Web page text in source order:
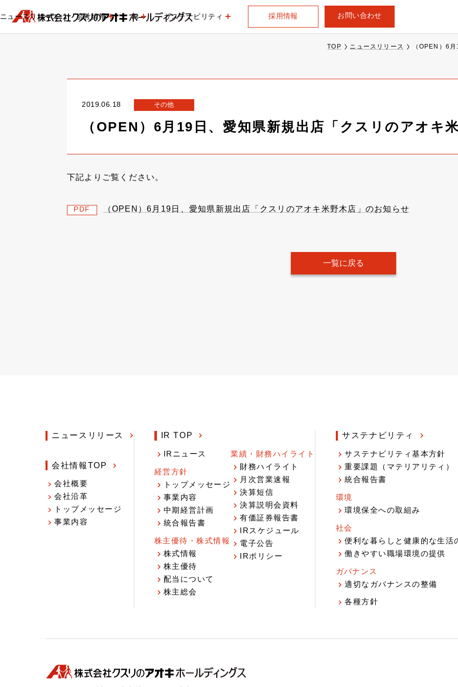
ニュースリリース 会社情報 IR サステナビリティ 採用情報 お問い合わせ
TOP ニュースリリース （OPEN）6
2019.06.18 その他
（OPEN）6月19日、愛知県新規出店「クスリのアオキ
下記よりご覧ください。
PDF （OPEN）6月19日、愛知県新規出店「クスリのアオキ米野木店」のお知らせ
一覧に戻る
ニュースリリース
会社情報TOP
会社概要
会社沿革
トップメッセージ
事業内容
IR TOP
IRニュース
経営方針
トップメッセージ
事業内容
中期経営計画
統合報告書
株主優待・株式情報
株式情報
株主優待
配当について
株主総会
業績・財務ハイライト
財務ハイライト
月次営業速報
決算短信
決算説明会資料
有価証券報告書
IRスケジュール
電子公告
IRポリシー
サステナビリティ
サステナビリティ基本方針
重要課題（マテリアリティ）
統合報告書
環境
環境保全への取組み
社会
便利な暮らしと健康的な生活
働きやすい職場環境の提供
ガバナンス
適切なガバナンスの整備
各種方針